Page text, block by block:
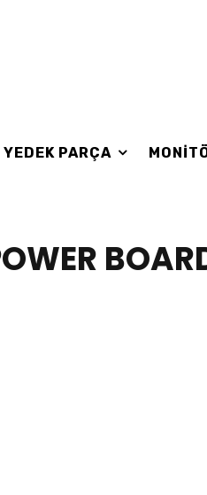
YEDEK PARÇA